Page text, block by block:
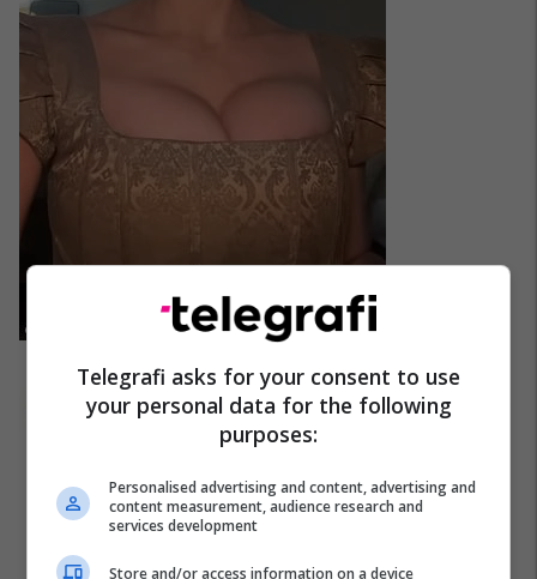
Telegrafi asks for your consent to use
your personal data for the following
purposes:
Personalised advertising and content, advertising and
content measurement, audience research and
services development
Store and/or access information on a device